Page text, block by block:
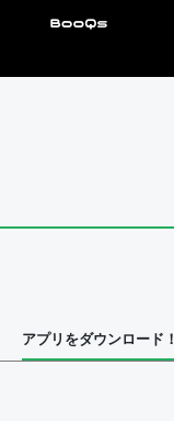
アプリをダウンロード！